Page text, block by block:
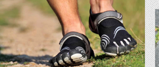
Posted in